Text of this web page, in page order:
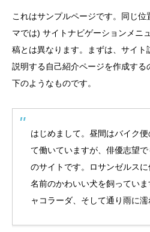
これはサンプルページです。同じ
マでは) サイトナビゲーションメニ
稿とは異なります。まずは、サイ
説明する自己紹介ページを作成する
下のようなものです。
はじめまして。昼間はバイク
て働いていますが、俳優志望
のサイトです。ロサンゼルス
名前のかわいい犬を飼ってい
ャコラーダ、そして通り雨に濡